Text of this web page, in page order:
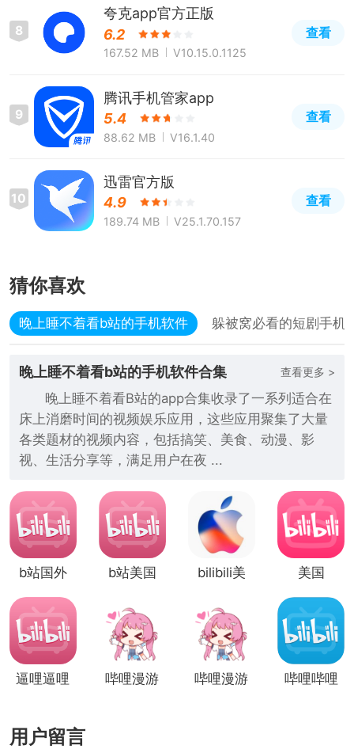
8
夸克app官方正版
6.2
167.52 MB V10.15.0.1125
查看
9
腾讯手机管家app
5.4
88.62 MB V16.1.40
查看
10
迅雷官方版
4.9
189.74 MB V25.1.70.157
查看
猜你喜欢
晚上睡不着看b站的手机软件 躲被窝必看的短剧手机
晚上睡不着看b站的手机软件合集 查看更多 >
晚上睡不着看B站的app合集收录了一系列适合在
床上消磨时间的视频娱乐应用，这些应用聚集了大量
各类题材的视频内容，包括搞笑、美食、动漫、影
视、生活分享等，满足用户在夜 ...
b站国外
b站美国
bilibili美
美国
站
逼哩逼哩
哔哩漫游
哔哩漫游
哔哩哔哩
用户留言